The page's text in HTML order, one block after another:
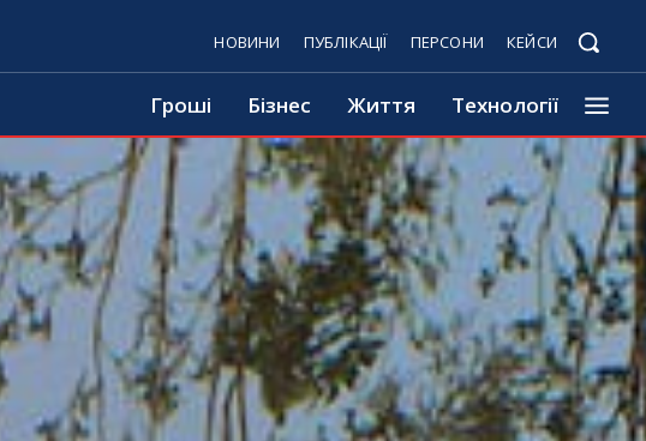
НОВИНИ ПУБЛІКАЦІЇ ПЕРСОНИ КЕЙСИ
Гроші Бізнес Життя Технології